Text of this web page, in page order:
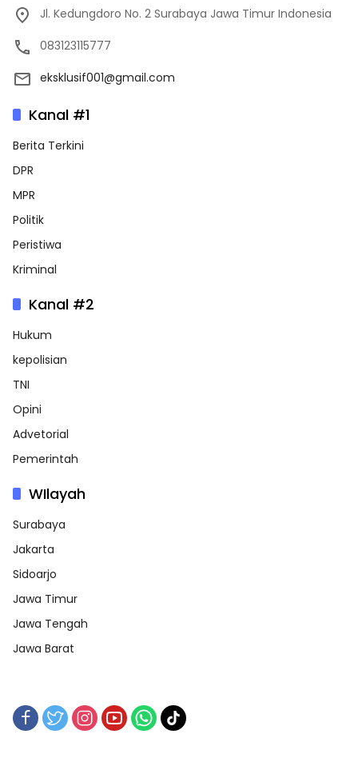
Jl. Kedungdoro No. 2 Surabaya Jawa Timur Indonesia
083123115777
eksklusif001@gmail.com
Kanal #1
Berita Terkini
DPR
MPR
Politik
Peristiwa
Kriminal
Kanal #2
Hukum
kepolisian
TNI
Opini
Advetorial
Pemerintah
WIlayah
Surabaya
Jakarta
Sidoarjo
Jawa Timur
Jawa Tengah
Jawa Barat